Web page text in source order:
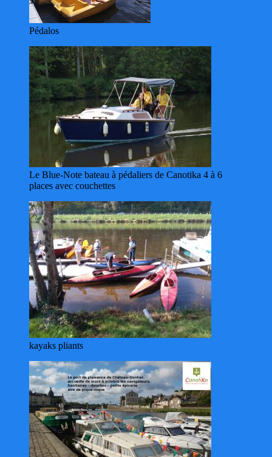
Pédalos
Le Blue-Note bateau à pédaliers de Canotika 4 à 6
places avec couchettes
kayaks pliants